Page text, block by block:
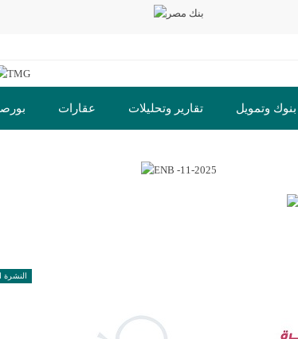
بنوك وتمويل تقارير وتحليلات عقارات
النشرة